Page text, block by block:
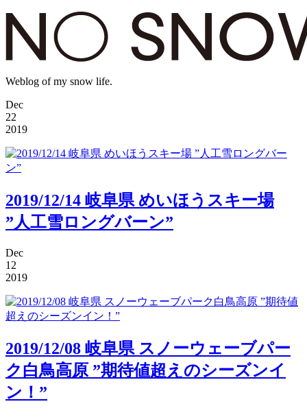
Weblog of my snow life.
Dec
22
2019
2019/12/14 岐阜県 めいほうスキー場
”人工雪ロングバーン”
Dec
12
2019
2019/12/08 岐阜県 スノーウェーブパー
ク白鳥高原 ”期待値超えのシーズンイ
ン！”